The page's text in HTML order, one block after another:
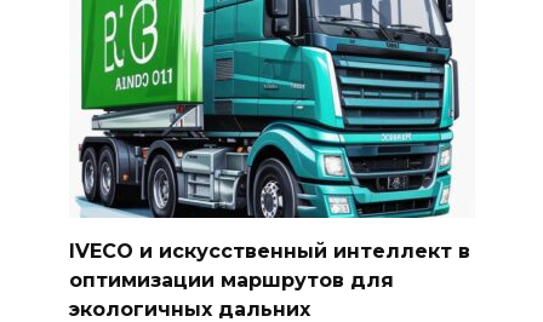
IVECO и искусственный интеллект в
оптимизации маршрутов для
экологичных дальних